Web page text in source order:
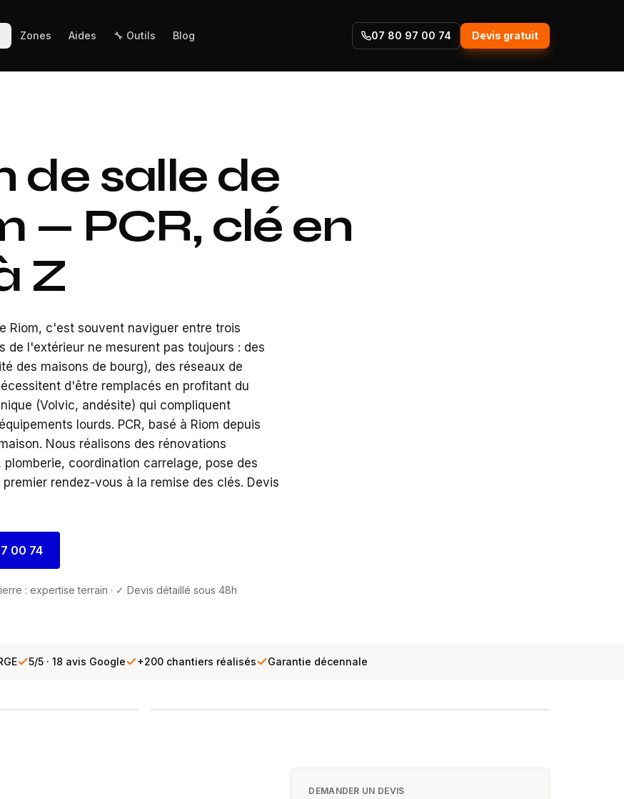
Zones Aides 🔧 Outils Blog 07 80 97 00 74 Devis gratuit
de salle de
— PCR, clé en
Z
Riom, c'est souvent naviguer entre trois
l'extérieur ne mesurent pas toujours : des
des maisons de bourg), des réseaux de
d'être remplacés en profitant du
(Volvic, andésite) qui compliquent
lourds. PCR, basé à Riom depuis
Nous réalisons des rénovations
coordination carrelage, pose des
rendez-vous à la remise des clés. Devis
00 74
: expertise terrain · ✓ Devis détaillé sous 48h
5/5 · 18 avis Google +200 chantiers réalisés Garantie décennale
DEMANDER UN DEVIS